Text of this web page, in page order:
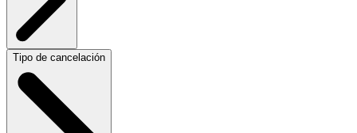
Tipo de cancelación